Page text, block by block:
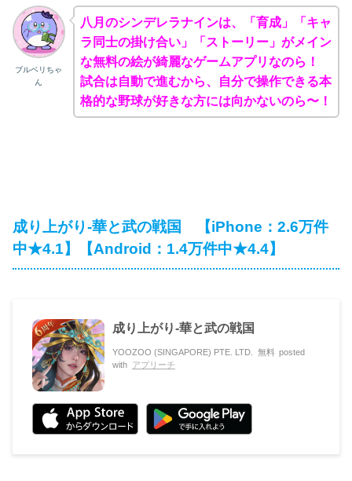
ブルベリちゃ
ん
八月のシンデレラナインは、「育成」「キャ
ラ同士の掛け合い」「ストーリー」がメイン
な無料の絵が綺麗なゲームアプリなのら！
試合は自動で進むから、自分で操作できる本
格的な野球が好きな方には向かないのら〜！
成り上がり-華と武の戦国 【iPhone：2.6万件
中★4.1】【Android：1.4万件中★4.4】
成り上がり-華と武の戦国
YOOZOO (SINGAPORE) PTE. LTD. 無料 posted
with アプリーチ